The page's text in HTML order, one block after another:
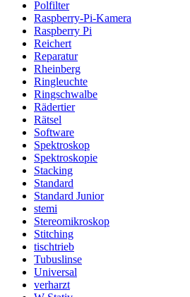
Polfilter
Raspberry-Pi-Kamera
Raspberry Pi
Reichert
Reparatur
Rheinberg
Ringleuchte
Ringschwalbe
Rädertier
Rätsel
Software
Spektroskop
Spektroskopie
Stacking
Standard
Standard Junior
stemi
Stereomikroskop
Stitching
tischtrieb
Tubuslinse
Universal
verharzt